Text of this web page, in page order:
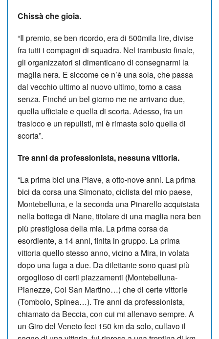
Chissà che gioia.
“Il premio, se ben ricordo, era di 500mila lire, divise
fra tutti i compagni di squadra. Nel trambusto finale,
gli organizzatori si dimenticano di consegnarmi la
maglia nera. E siccome ce n’è una sola, che passa
dal vecchio ultimo al nuovo ultimo, torno a casa
senza. Finché un bel giorno me ne arrivano due,
quella ufficiale e quella di scorta. Adesso, fra un
trasloco e un repulisti, mi è rimasta solo quella di
scorta”.
Tre anni da professionista, nessuna vittoria.
“La prima bici una Piave, a otto-nove anni. La prima
bici da corsa una Simonato, ciclista del mio paese,
Montebelluna, e la seconda una Pinarello acquistata
nella bottega di Nane, titolare di una maglia nera ben
più prestigiosa della mia. La prima corsa da
esordiente, a 14 anni, finita in gruppo. La prima
vittoria quello stesso anno, vicino a Mira, in volata
dopo una fuga a due. Da dilettante sono quasi più
orgoglioso di certi piazzamenti (Montebelluna-
Pianezze, Col San Martino…) che di certe vittorie
(Tombolo, Spinea…). Tre anni da professionista,
chiamato da Beccia, con cui mi allenavo sempre. A
un Giro del Veneto feci 150 km da solo, cullavo il